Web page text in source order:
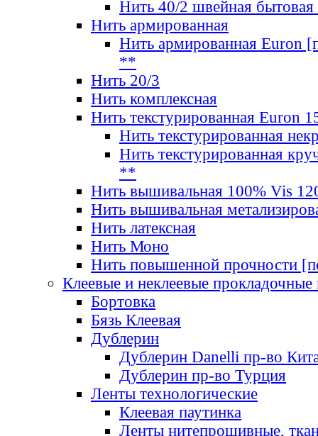
Нить 40/2 швейная бытовая
Нить армированная
Нить армированная Euron
**
Нить 20/3
Нить комплексная
Нить текстурированная Euron
Нить текстурированная
Нить текстурированная
**
Нить вышивальная 100% Vis
Нить вышивальная
Нить латексная
Нить Моно
Нить повышенной прочности
Клеевые и неклеевые прокладочные
Бортовка
Бязь Клеевая
Дублерин
Дублерин Danelli пр-во
Дублерин пр-во Турция
Ленты технологические
Клеевая паутинка
Ленты нитепрошивные,